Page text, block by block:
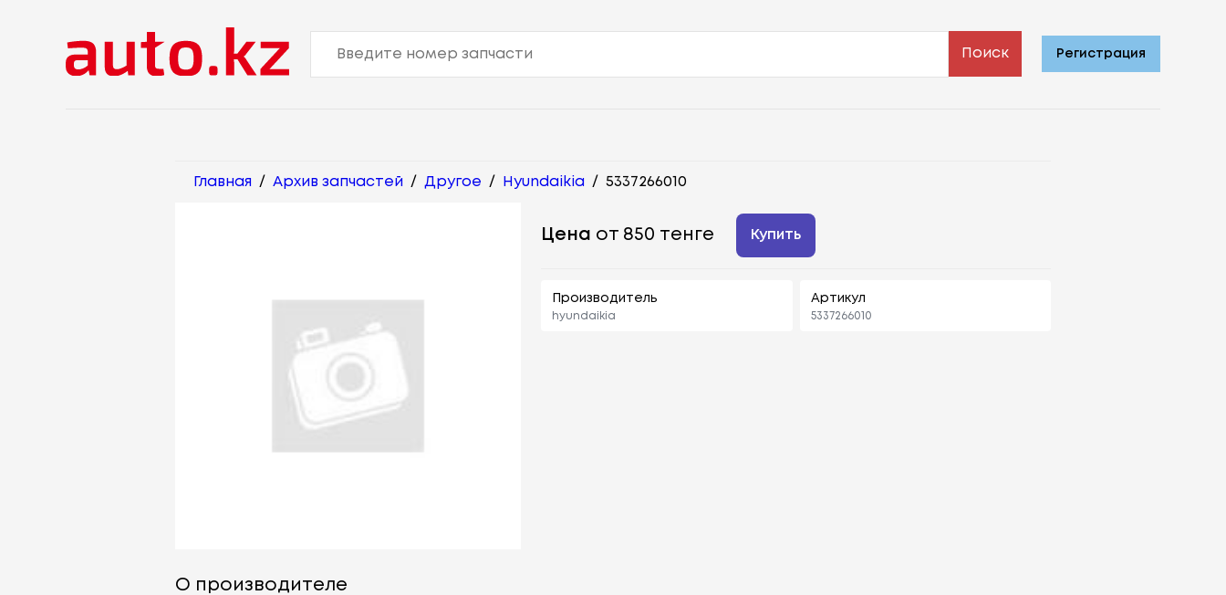
Поиск Регистрация
Главная / Архив запчастей / Другое / Hyundaikia / 5337266010
Цена от 850 тенге Купить
Производитель
hyundaikia
Артикул
5337266010
О производителе